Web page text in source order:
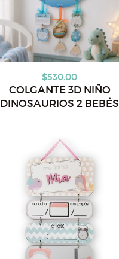
$530.00
COLGANTE 3D NIÑO
DINOSAURIOS 2 BEBÉS